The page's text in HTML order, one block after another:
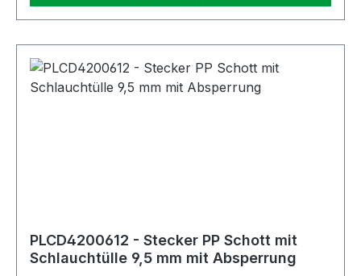
PLCD4200612 - Stecker PP Schott mit
Schlauchtülle 9,5 mm mit Absperrung